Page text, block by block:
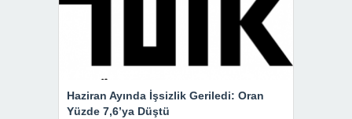
Haziran Ayında İşsizlik Geriledi: Oran
Yüzde 7,6’ya Düştü